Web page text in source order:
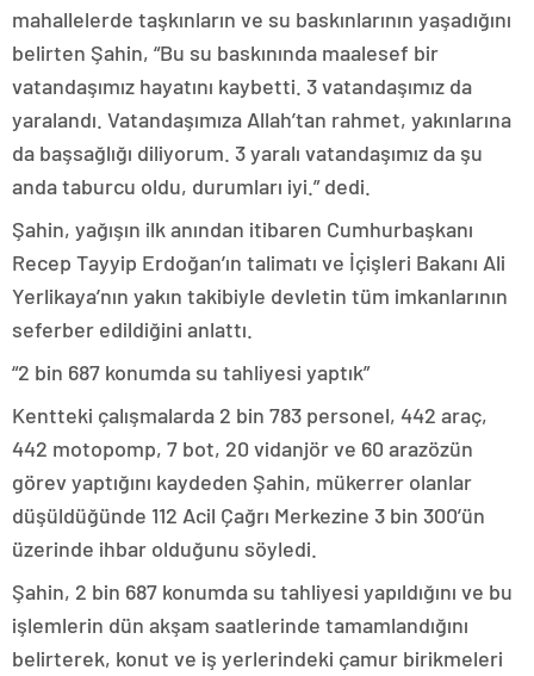
mahallelerde taşkınların ve su baskınlarının yaşadığını
belirten Şahin, “Bu su baskınında maalesef bir
vatandaşımız hayatını kaybetti. 3 vatandaşımız da
yaralandı. Vatandaşımıza Allah’tan rahmet, yakınlarına
da başsağlığı diliyorum. 3 yaralı vatandaşımız da şu
anda taburcu oldu, durumları iyi.” dedi.
Şahin, yağışın ilk anından itibaren Cumhurbaşkanı
Recep Tayyip Erdoğan’ın talimatı ve İçişleri Bakanı Ali
Yerlikaya’nın yakın takibiyle devletin tüm imkanlarının
seferber edildiğini anlattı.
“2 bin 687 konumda su tahliyesi yaptık”
Kentteki çalışmalarda 2 bin 783 personel, 442 araç,
442 motopomp, 7 bot, 20 vidanjör ve 60 arazözün
görev yaptığını kaydeden Şahin, mükerrer olanlar
düşüldüğünde 112 Acil Çağrı Merkezine 3 bin 300’ün
üzerinde ihbar olduğunu söyledi.
Şahin, 2 bin 687 konumda su tahliyesi yapıldığını ve bu
işlemlerin dün akşam saatlerinde tamamlandığını
belirterek, konut ve iş yerlerindeki çamur birikmeleri